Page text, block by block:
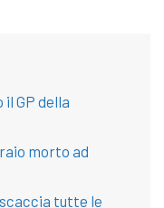
GP della
morto ad
tutte le